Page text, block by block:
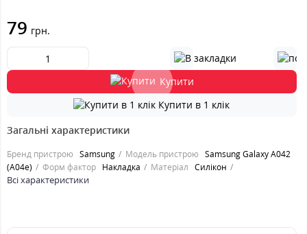
79 грн.
Купити
Купити в 1 клік
Загальні характеристики
Бренд пристрою Samsung Модель пристрою Samsung Galaxy A042
(A04e)
Форм фактор Накладка Матеріал Силікон
Всі характеристики